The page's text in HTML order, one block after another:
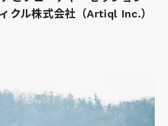
クル株式会社（Artiql Inc.）